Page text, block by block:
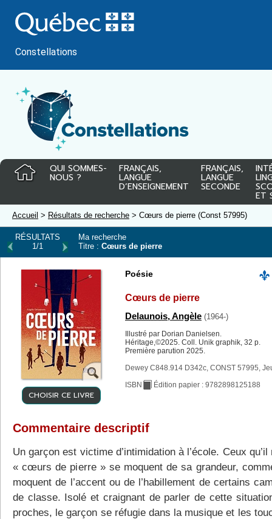
au
contenu
Constellations
QUI SOMMES-
NOUS ?
FRANÇAIS,
LANGUE
D’ENSEIGNEMENT
FRANÇAIS,
LANGUE
SECONDE
ET
Accueil > Résultats de recherche > Cœurs de pierre (Const 57995)
RÉSULTATS
1/1
Ma recherche
Titre : Cœurs de pierre
CHOISIR CE LIVRE
Poésie
Cœurs de pierre
Delaunois, Angèle (1964-)
Illustré par Dorian Danielsen.
Héritage,©2025. Coll. Unik graphik, 32 p.
Première parution 2025.
Dewey C848.914 D342c, CONST 57995,
ISBN Édition papier : 9782898125188
Commentaire descriptif
Un garçon est victime d’intimidation à l’école. Ceux qu’il
« cœurs de pierre » se moquent de sa grandeur,
moquent de l’accent ou de l’habillement de certains
de classe. Isolé et craignant de parler de cette
proches, le garçon se réfugie dans la musique et les